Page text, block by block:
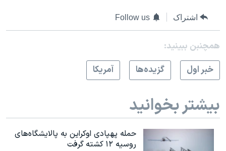
صفحه‌های ویژه
سفر پرزیدنت ترامپ به چین
اشتراک Follow us
همچنبن ببینید:
خبر اول
گزيده‌ها آمريکا
بیشتر بخوانید
حمله پهپادی اوکراین به پالایشگاه‌های
روسیه ۱۲ کشته گرفت